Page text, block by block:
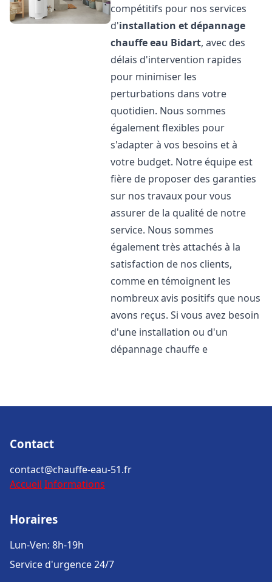
compétitifs pour nos services
d'installation et dépannage
chauffe eau Bidart, avec des
délais d'intervention rapides
pour minimiser les
perturbations dans votre
quotidien. Nous sommes
également flexibles pour
s'adapter à vos besoins et à
votre budget. Notre équipe est
fière de proposer des garanties
sur nos travaux pour vous
assurer de la qualité de notre
service. Nous sommes
également très attachés à la
satisfaction de nos clients,
comme en témoignent les
nombreux avis positifs que nous
avons reçus. Si vous avez besoin
d'une installation ou d'un
dépannage chauffe e
Contact
contact@chauffe-eau-51.fr
Accueil Informations
Horaires
Lun-Ven: 8h-19h
Service d'urgence 24/7